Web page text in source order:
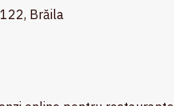
Brăila